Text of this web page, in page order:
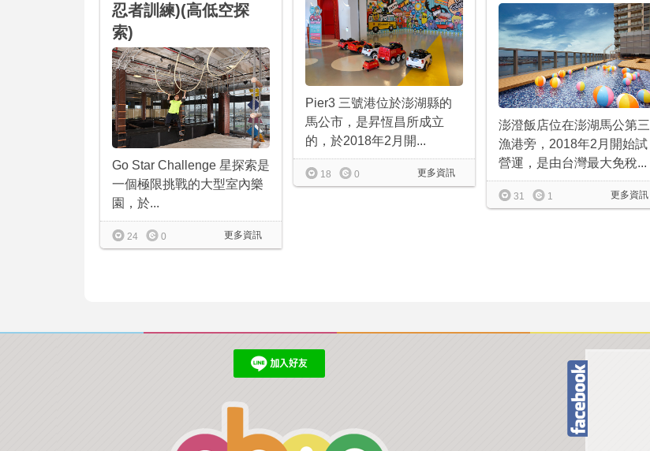
忍者訓練)(高低空探
索)
Go Star Challenge 星探索是
一個極限挑戰的大型室內樂
園，於...
更多資訊
24 0
Pier3 三號港位於澎湖縣的
馬公市，是昇恆昌所成立
的，於2018年2月開...
更多資訊
18 0
澎澄飯店位在澎湖馬公第三
漁港旁，2018年2月開始試
營運，是由台灣最大免稅...
更多資訊
31 1